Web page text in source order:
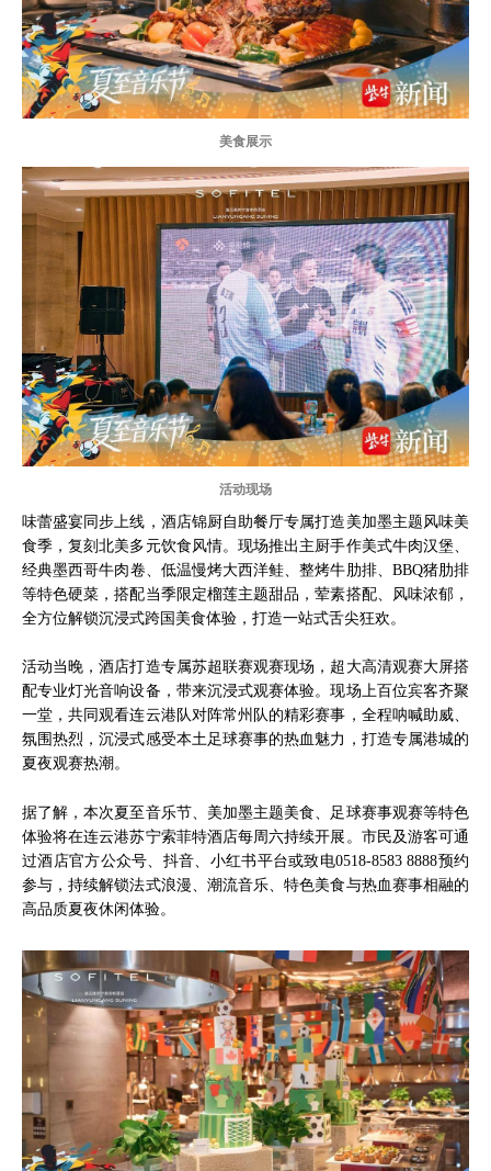
美食展示
活动现场
味蕾盛宴同步上线，酒店锦厨自助餐厅专属打造美加墨主题风味美
食季，复刻北美多元饮食风情。现场推出主厨手作美式牛肉汉堡、
经典墨西哥牛肉卷、低温慢烤大西洋鲑、整烤牛肋排、BBQ猪肋排
等特色硬菜，搭配当季限定榴莲主题甜品，荤素搭配、风味浓郁，
全方位解锁沉浸式跨国美食体验，打造一站式舌尖狂欢。
活动当晚，酒店打造专属苏超联赛观赛现场，超大高清观赛大屏搭
配专业灯光音响设备，带来沉浸式观赛体验。现场上百位宾客齐聚
一堂，共同观看连云港队对阵常州队的精彩赛事，全程呐喊助威、
氛围热烈，沉浸式感受本土足球赛事的热血魅力，打造专属港城的
夏夜观赛热潮。
据了解，本次夏至音乐节、美加墨主题美食、足球赛事观赛等特色
体验将在连云港苏宁索菲特酒店每周六持续开展。市民及游客可通
过酒店官方公众号、抖音、小红书平台或致电0518-8583 8888预约
参与，持续解锁法式浪漫、潮流音乐、特色美食与热血赛事相融的
高品质夏夜休闲体验。